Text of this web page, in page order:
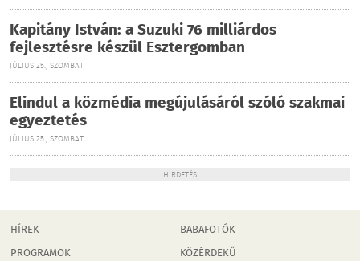
Kapitány István: a Suzuki 76 milliárdos
fejlesztésre készül Esztergomban
JÚLIUS 25., SZOMBAT
Elindul a közmédia megújulásáról szóló szakmai
egyeztetés
JÚLIUS 25., SZOMBAT
HIRDETÉS
HÍREK
PROGRAMOK
BABAFOTÓK
KÖZÉRDEKŰ